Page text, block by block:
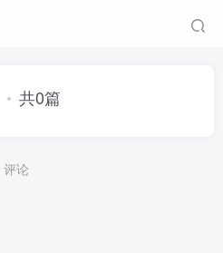
共0篇
评论